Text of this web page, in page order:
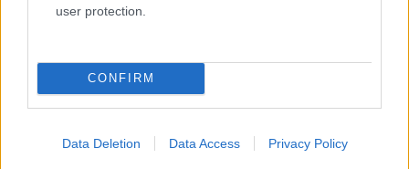
user protection.
CONFIRM
Data Deletion Data Access Privacy Policy
Mit jelent az urbexelés?
Gyakorlatilag városi felfedezésről, elhagyatott
helyek, ingatlanok felkutatásáról van szó. Ez a
csoportnak. A csernobili út az origó, ezzel